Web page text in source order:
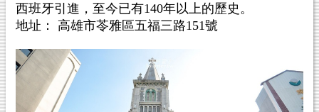
西班牙引進，至今已有140年以上的歷史。
地址： 高雄市苓雅區五福三路151號